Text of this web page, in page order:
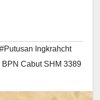
#Putusan Ingkrahcht
BPN Cabut SHM 3389